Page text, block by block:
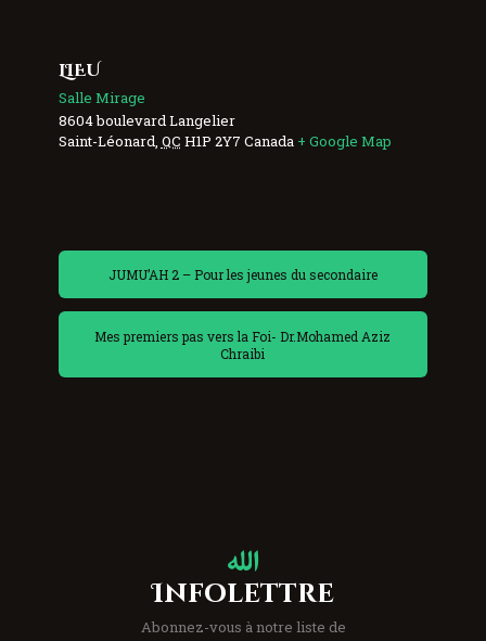
LIEU
Salle Mirage
8604 boulevard Langelier
Saint-Léonard QC H1P 2Y7 Canada + Google Map
JUMU’AH 2 – Pour les jeunes du secondaire
Mes premiers pas vers la Foi- Dr.Mohamed Aziz
Chraibi
Infolettre
Abonnez-vous à notre liste de